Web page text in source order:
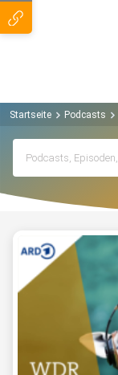
Startseite Podcasts